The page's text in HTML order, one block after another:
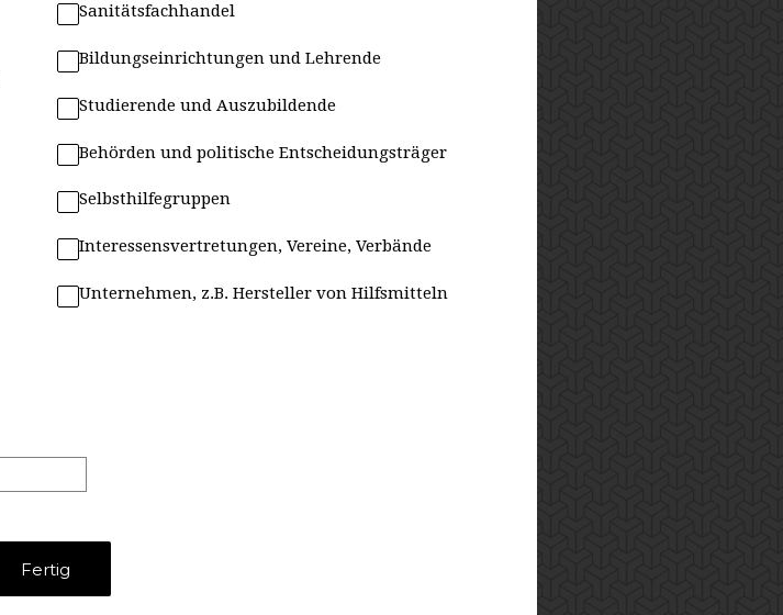
Sanitätsfachhandel
Bildungseinrichtungen und Lehrende
Studierende und Auszubildende
Behörden und politische Entscheidungsträger
Selbsthilfegruppen
Interessensvertretungen, Vereine, Verbände
Unternehmen, z.B. Hersteller von Hilfsmitteln
Fertig